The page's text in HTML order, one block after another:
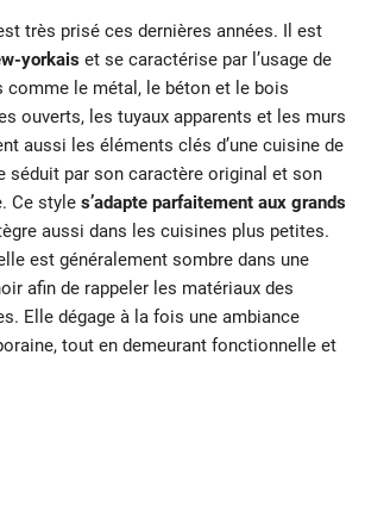
très prisé ces dernières années. Il est
yorkais et se caractérise par l’usage de
comme le métal, le béton et le bois
ouverts, les tuyaux apparents et les murs
aussi les éléments clés d’une cuisine de
séduit par son caractère original et son
Ce style s’adapte parfaitement aux grands
aussi dans les cuisines plus petites.
est généralement sombre dans une
afin de rappeler les matériaux des
Elle dégage à la fois une ambiance
tout en demeurant fonctionnelle et